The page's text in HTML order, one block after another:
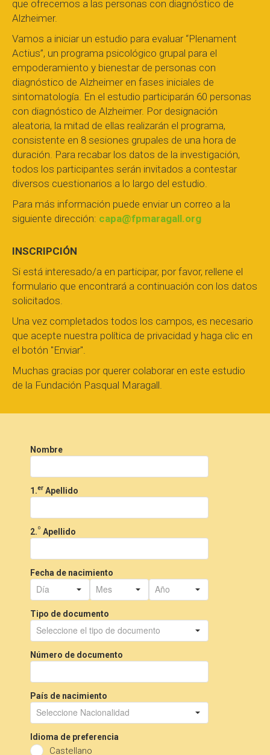
que ofrecemos a las personas con diagnóstico de
Alzheimer.
Vamos a iniciar un estudio para evaluar “Plenament
Actius”, un programa psicológico grupal para el
empoderamiento y bienestar de personas con
diagnóstico de Alzheimer en fases iniciales de
sintomatología. En el estudio participarán 60 personas
con diagnóstico de Alzheimer. Por designación
aleatoria, la mitad de ellas realizarán el programa,
consistente en 8 sesiones grupales de una hora de
duración. Para recabar los datos de la investigación,
todos los participantes serán invitados a contestar
diversos cuestionarios a lo largo del estudio.
Para más información puede enviar un correo a la
siguiente dirección: capa@fpmaragall.org
INSCRIPCIÓN
Si está interesado/a en participar, por favor, rellene el
formulario que encontrará a continuación con los datos
solicitados.
Una vez completados todos los campos, es necesario
que acepte nuestra política de privacidad y haga clic en
el botón "Enviar".
Muchas gracias por querer colaborar en este estudio
de la Fundación Pasqual Maragall.
Nombre
1.er Apellido
2.º Apellido
Fecha de nacimiento
Tipo de documento
Número de documento
País de nacimiento
Idioma de preferencia
Castellano